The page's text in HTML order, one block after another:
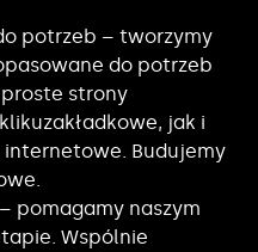
potrzeb – tworzymy
do potrzeb
strony
jak i
Budujemy
pomagamy naszym
Wspólnie